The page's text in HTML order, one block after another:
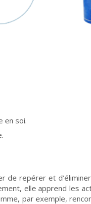
en soi.
de repérer et
elle apprend les
par exemple,